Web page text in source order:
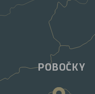
POBOČKY